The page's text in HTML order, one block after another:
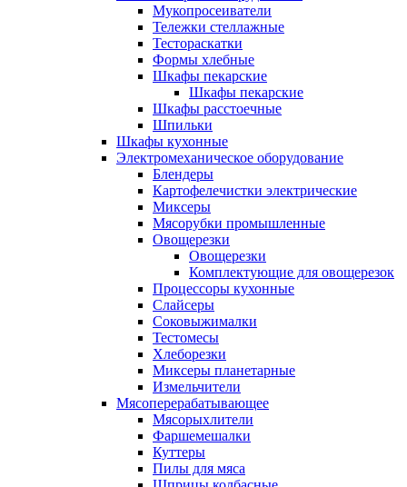
Мукопросеиватели
Тележки стеллажные
Тестораскатки
Формы хлебные
Шкафы пекарские
Шкафы пекарские
Шкафы расстоечные
Шпильки
Шкафы кухонные
Электромеханическое оборудование
Блендеры
Картофелечистки электрические
Миксеры
Мясорубки промышленные
Овощерезки
Овощерезки
Комплектующие для овощерезок
Процессоры кухонные
Слайсеры
Соковыжималки
Тестомесы
Хлеборезки
Миксеры планетарные
Измельчители
Мясоперерабатывающее
Мясорыхлители
Фаршемешалки
Куттеры
Пилы для мяса